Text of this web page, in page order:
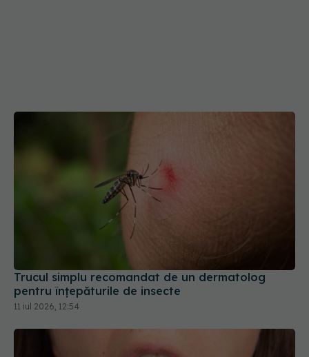
Trucul simplu recomandat de un dermatolog
pentru înțepăturile de insecte